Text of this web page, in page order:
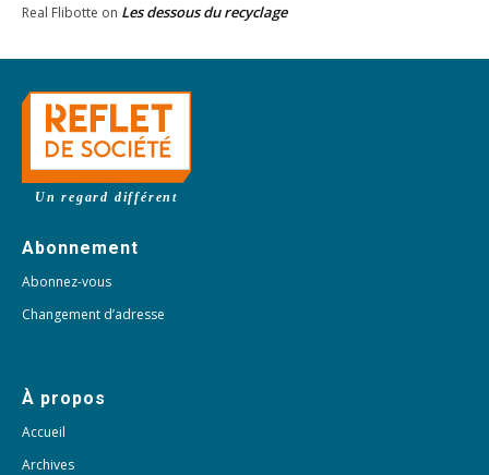
Real Flibotte on Les dessous du recyclage
Un regard différent
Abonnement
Abonnez-vous
Changement d’adresse
À propos
Accueil
Archives